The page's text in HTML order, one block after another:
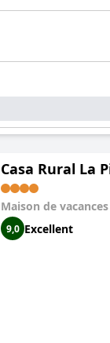
Casa Rural La
Maison de vacances
9,0 Excellent